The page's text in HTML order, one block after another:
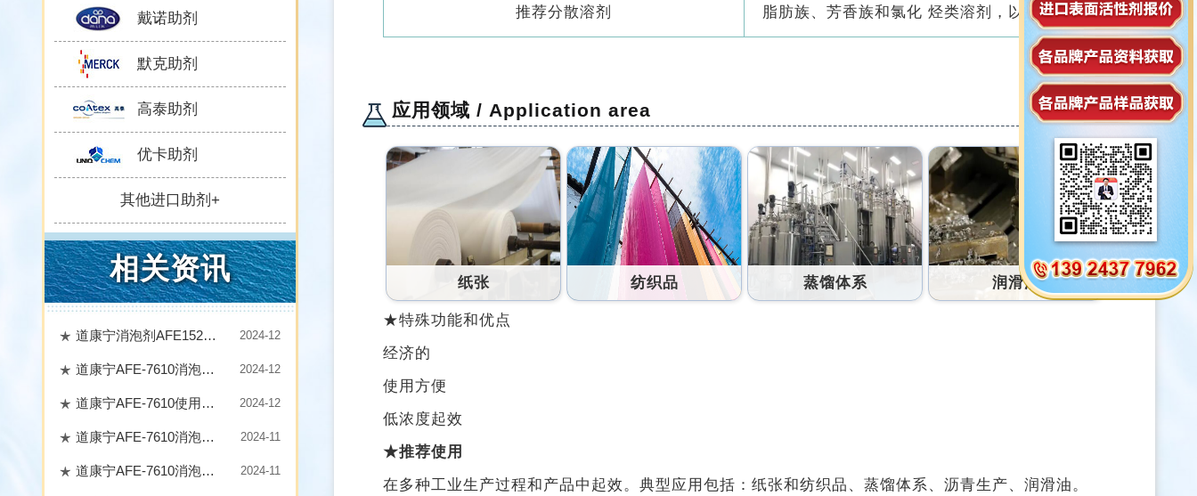
戴诺助剂
默克助剂
高泰助剂
优卡助剂
其他进口助剂+
相关资讯
道康宁消泡剂AFE1520用过量了有什么影响 2024-12
道康宁AFE-7610消泡剂：提升生产效率与产品质量的利器‌ 2024-12
道康宁AFE-7610使用方法 2024-12
道康宁AFE-7610消泡剂配比浓度 2024-11
道康宁AFE-7610消泡剂主要成分 2024-11
推荐分散溶剂 脂肪族、芳香族和氯化 烃类溶剂，以及乙二醇
应用领域 / Application area
纸张 纺织品 蒸馏体系 润滑油
★特殊功能和优点
经济的
使用方便
低浓度起效
★推荐使用
在多种工业生产过程和产品中起效。典型应用包括： 纸张和纺织品、 蒸馏体系、 沥青生产、 润滑油。